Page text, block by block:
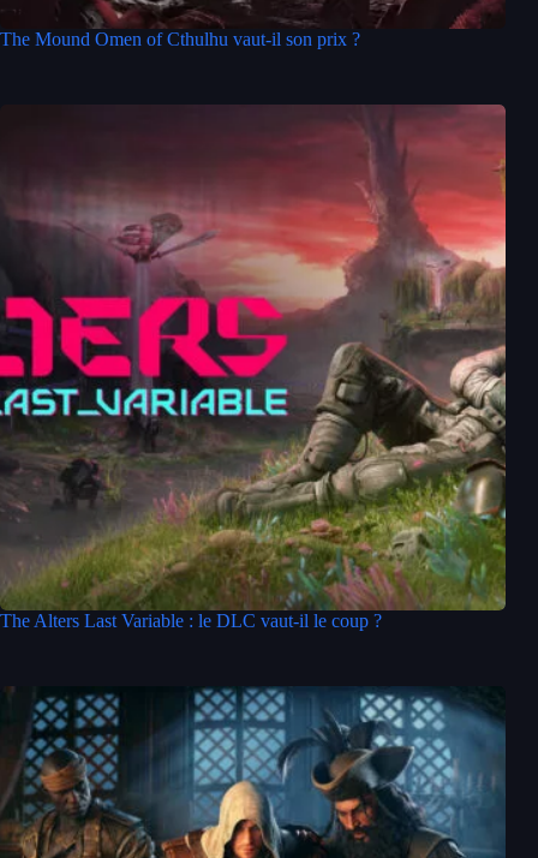
The Mound Omen of Cthulhu vaut-il son prix ?
The Alters Last Variable : le DLC vaut-il le coup ?